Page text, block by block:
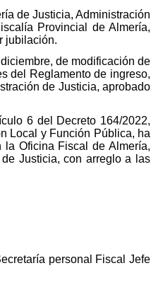
de Justicia, Administración
Provincial de Almería,
jubilación.
de modificación de
del Reglamento de ingreso,
de Justicia, aprobado
6 del Decreto 164/2022,
Local y Función Pública, ha
Oficina Fiscal de Almería,
Justicia, con arreglo a las
personal Fiscal Jefe